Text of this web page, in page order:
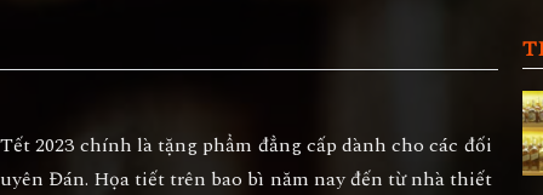
2023 chính là tặng phẩm đẳng cấp dành cho các đối
Đán. Họa tiết trên bao bì năm nay đến từ nhà thiết